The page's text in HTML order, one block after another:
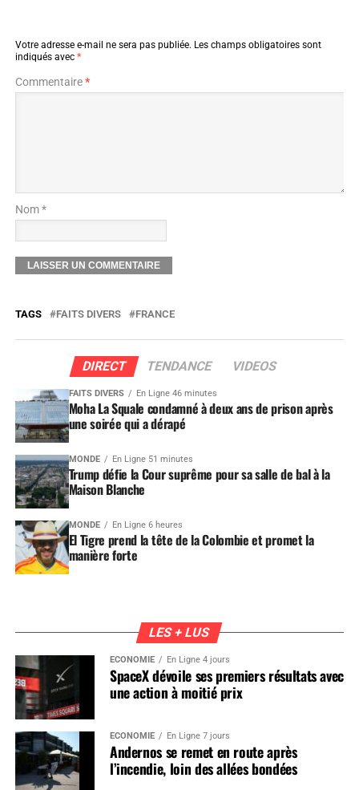
Votre adresse e-mail ne sera pas publiée. Les champs obligatoires sont
indiqués avec *
Commentaire*
Nom *
TAGS FAITS DIVERS FRANCE
DIRECT TENDANCE VIDEOS
FAITS DIVERS En Ligne 46 minutes
Moha La Squale condamné à deux ans de prison après
une soirée qui a dérapé
MONDE En Ligne 51 minutes
Trump défie la Cour suprême pour sa salle de bal à la
Maison Blanche
MONDE En Ligne 6 heures
El Tigre prend la tête de la Colombie et promet la
manière forte
LES + LUS
ÉCONOMIE En Ligne 4 jours
SpaceX dévoile ses premiers résultats avec
une action à moitié prix
ÉCONOMIE En Ligne 7 jours
Andernos se remet en route après
l’incendie, loin des allées bondées